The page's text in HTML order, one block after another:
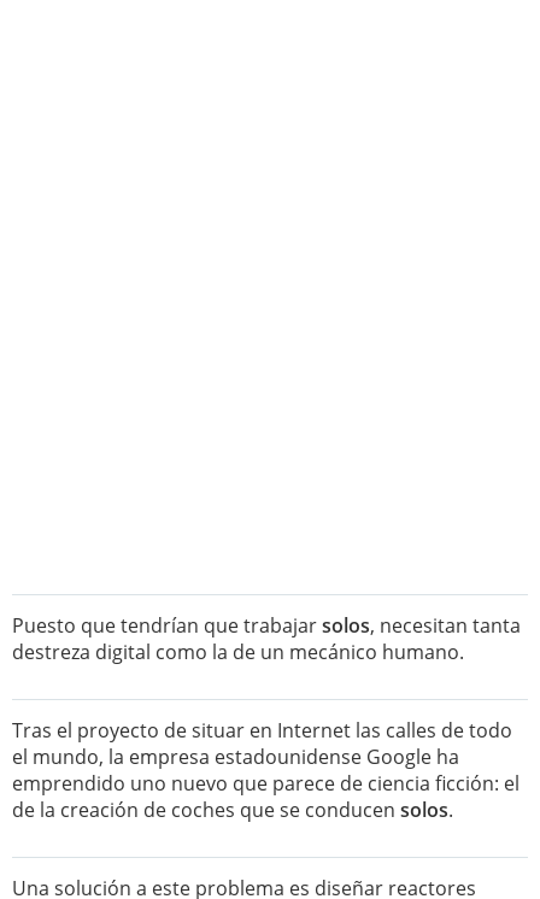
Puesto que tendrían que trabajarsolos, necesitan tanta
destreza digital como la de un mecánico humano.
Tras el proyecto de situar en Internet las calles de todo
el mundo, la empresa estadounidense Google ha
emprendido uno nuevo que parece de ciencia ficción: el
de la creación de coches que se conducen solos.
Una solución a este problema es diseñar reactores